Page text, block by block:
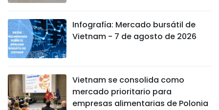
Infografía: Mercado bursátil de
Vietnam - 7 de agosto de 2026
Vietnam se consolida como
mercado prioritario para
empresas alimentarias de Polonia